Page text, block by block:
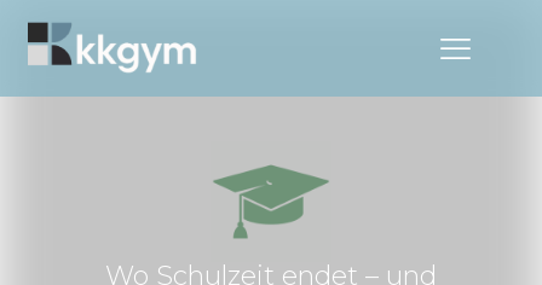
Wo Schulzeit endet – und